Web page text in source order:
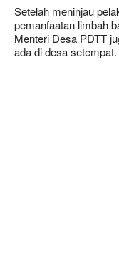
Setelah meninjau
pemanfaatan limbah
Menteri Desa PDTT
ada di desa setempat.